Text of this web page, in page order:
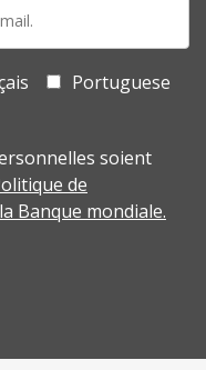
Portuguese
soient
de
Banque mondiale.